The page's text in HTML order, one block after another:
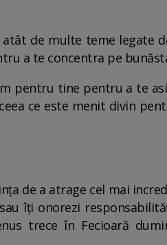
de multe teme legate
a te concentra pe
pentru tine pentru a te
ce este menit divin
de a atrage cel mai
îți onorezi
trece în Fecioară